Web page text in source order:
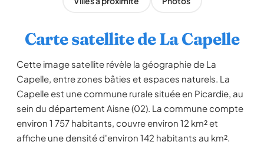
Carte satellite de La Capelle
Cette image satellite révèle la géographie de La
Capelle, entre zones bâties et espaces naturels. La
Capelle est une commune rurale située en Picardie, au
sein du département Aisne (02). La commune compte
environ 1 757 habitants, couvre environ 12 km² et
affiche une densité d'environ 142 habitants au km².